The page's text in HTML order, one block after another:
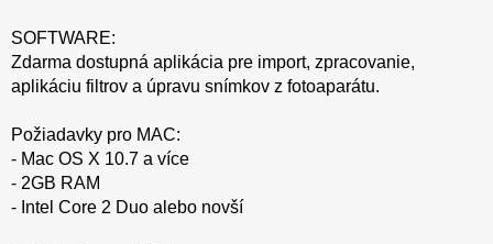
SOFTWARE:
Zdarma dostupná aplikácia pre import, zpracovanie,
aplikáciu filtrov a úpravu snímkov z fotoaparátu.
Požiadavky pro MAC:
- Mac OS X 10.7 a více
- 2GB RAM
- Intel Core 2 Duo alebo novší